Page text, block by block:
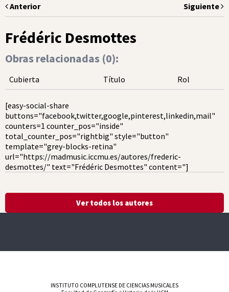
Anterior Siguiente
Frédéric Desmottes
Obras relacionadas (0):
Cubierta Título Rol
[easy-social-share
buttons="facebook,twitter,google,pinterest,linkedin,mail"
counters=1 counter_pos="inside"
total_counter_pos="rightbig" style="button"
template="grey-blocks-retina"
url="https://madmusic.iccmu.es/autores/frederic-
desmottes/" text="Frédéric Desmottes" content="]
Ver todos los autores
INSTITUTO COMPLUTENSE DE CIENCIAS MUSICALES